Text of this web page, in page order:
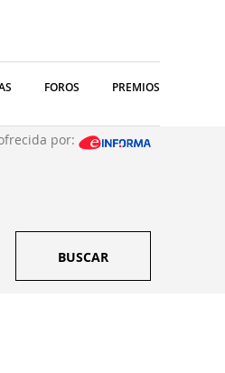
FOROS PREMIOS
por:
BUSCAR